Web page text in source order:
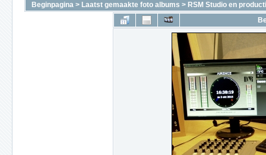
Beginpagina > Laatst gemaakte foto albums > RSM Studio en